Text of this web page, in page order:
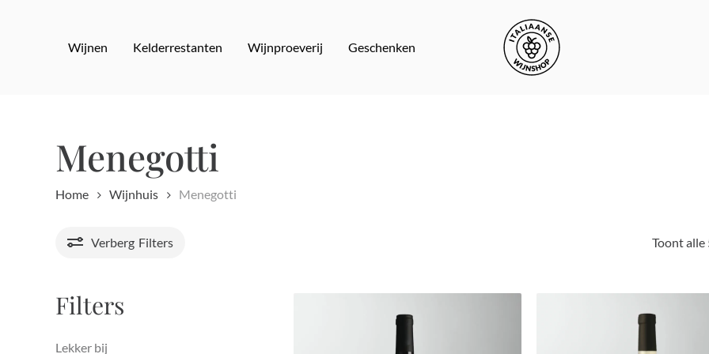
Wijnen Kelderrestanten Wijnproeverij Geschenken
Menegotti
Home Wijnhuis Menegotti
Verberg Filters Toont alle
Filters
Lekker bij